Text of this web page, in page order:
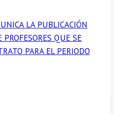
LA PUBLICACIÓN
QUE SE
PARA EL PERIODO